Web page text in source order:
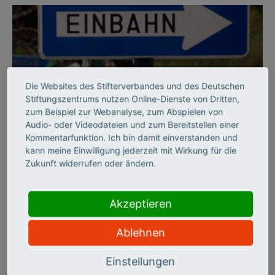
BILDUNGSSYSTEM
Per Einbahnstraße durch
die Hochschulbildung
Der Stifterverband hat die deutschen Hochschulen zehn Jahre
lang auf sechs Handlungsfeldern beobachtet und zieht ein
Die Websites des Stifterverbandes und des Deutschen
Stiftungszentrums nutzen Online-Dienste von Dritten,
zum Beispiel zur Webanalyse, zum Abspielen von
Audio- oder Videodateien und zum Bereitstellen einer
Kommentarfunktion. Ich bin damit einverstanden und
kann meine Einwilligung jederzeit mit Wirkung für die
Zukunft widerrufen oder ändern.
Akzeptieren
Ablehnen
Einstellungen